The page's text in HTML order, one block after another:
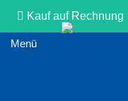
Kauf auf Rechnung